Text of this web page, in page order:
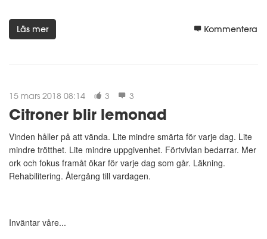
Läs mer Kommentera
15 mars 2018 08:14 3 3
Citroner blir lemonad
Vinden håller på att vända. Lite mindre smärta för varje dag. Lite
mindre trötthet. Lite mindre uppgivenhet. Förtvivlan bedarrar. Mer
ork och fokus framåt ökar för varje dag som går. Läkning.
Rehabilitering. Återgång till vardagen.
Inväntar våre...